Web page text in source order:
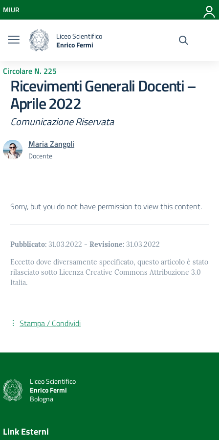
Vai al menu di navigazione
Vai al footer
MIUR
Liceo Scientifico
Enrico Fermi
Circolare N. 225
Ricevimenti Generali Docenti –
Aprile 2022
Comunicazione Riservata
Maria Zangoli
Docente
Sorry, but you do not have permission to view this content.
Pubblicato: 31.03.2022 - Revisione: 31.03.2022
Eccetto dove diversamente specificato, questo articolo è stato
rilasciato sotto Licenza Creative Commons Attribuzione 3.0
Italia.
Stampa / Condividi
Liceo Scientifico
Enrico Fermi
Bologna
Link Esterni